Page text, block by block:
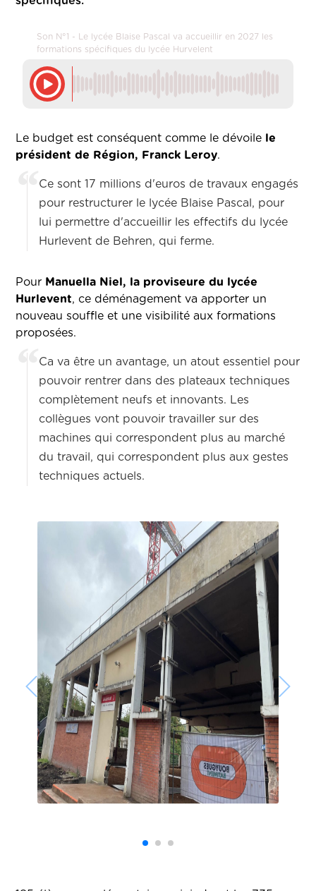
Son N°1 - Le lycée Blaise Pascal va accueillir en 2027 les
formations spécifiques du lycée Hurvelent
Le budget est conséquent comme le dévoile le
président de Région, Franck Leroy.
Ce sont 17 millions d'euros de travaux engagés
pour restructurer le lycée Blaise Pascal, pour
lui permettre d'accueillir les effectifs du lycée
Hurlevent de Behren, qui ferme.
Pour Manuella Niel, la proviseure du lycée
Hurlevent, ce déménagement va apporter un
nouveau souffle et une visibilité aux formations
proposées.
Ca va être un avantage, un atout essentiel pour
pouvoir rentrer dans des plateaux techniques
complètement neufs et innovants. Les
collègues vont pouvoir travailler sur des
machines qui correspondent plus au marché
du travail, qui correspondent plus aux gestes
techniques actuels.